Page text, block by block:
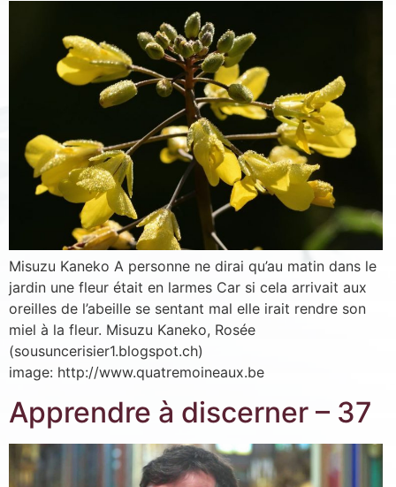
Misuzu Kaneko A personne ne dirai qu’au matin dans le
jardin une fleur était en larmes Car si cela arrivait aux
oreilles de l’abeille se sentant mal elle irait rendre son
miel à la fleur. Misuzu Kaneko, Rosée
(sousuncerisier1.blogspot.ch)
image: http://www.quatremoineaux.be
Apprendre à discerner – 37
Si vous souhaitez recevoir nos dernières actualités,
veuillez indiquer ci-dessous votre adresse mail.